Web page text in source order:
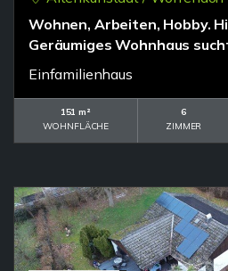
Wohnen, Arbeiten, Hobby.
Geräumiges Wohnhaus
Einfamilienhaus
151 m²
WOHNFLÄCHE
6
ZIMMER